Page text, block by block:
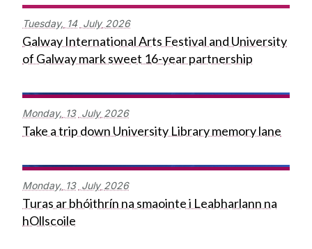
Tuesday, 14 July 2026
Galway International Arts Festival and University
of Galway mark sweet 16-year partnership
Monday, 13 July 2026
Take a trip down University Library memory lane
Monday, 13 July 2026
Turas ar bhóithrín na smaointe i Leabharlann na
hOllscoile